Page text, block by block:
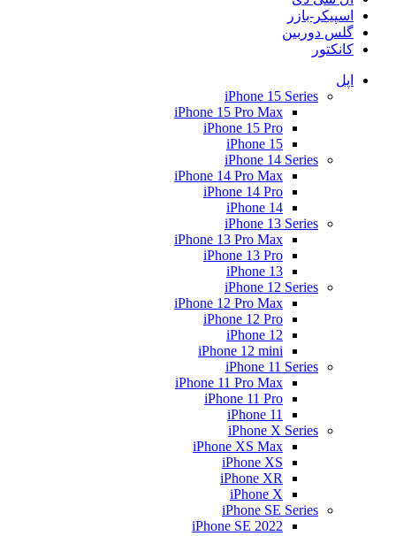
اسپیکر-بازر
گلس دوربین
کانکتور
اپل
iPhone 15 Series
iPhone 15 Pro Max
iPhone 15 Pro
iPhone 15
iPhone 14 Series
iPhone 14 Pro Max
iPhone 14 Pro
iPhone 14
iPhone 13 Series
iPhone 13 Pro Max
iPhone 13 Pro
iPhone 13
iPhone 12 Series
iPhone 12 Pro Max
iPhone 12 Pro
iPhone 12
iPhone 12 mini
iPhone 11 Series
iPhone 11 Pro Max
iPhone 11 Pro
iPhone 11
iPhone X Series
iPhone XS Max
iPhone XS
iPhone XR
iPhone X
iPhone SE Series
iPhone SE 2022